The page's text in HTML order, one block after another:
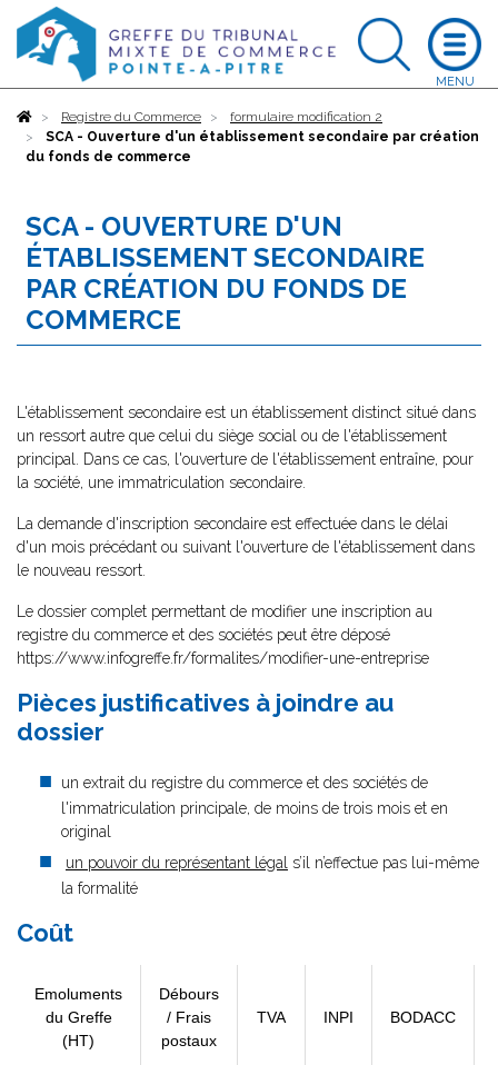
AccueilRegistre du Commerce
formulaire modification 2
SCA - Ouverture d'un établissement secondaire par création
du fonds de commerce
SCA - OUVERTURE D'UN
ÉTABLISSEMENT SECONDAIRE
PAR CRÉATION DU FONDS DE
COMMERCE
L'établissement secondaire est un établissement distinct situé dans
un ressort autre que celui du siège social ou de l'établissement
principal. Dans ce cas, l'ouverture de l'établissement entraîne, pour
la société, une immatriculation secondaire.
La demande d'inscription secondaire est effectuée dans le délai
d'un mois précédant ou suivant l'ouverture de l'établissement dans
le nouveau ressort.
Le dossier complet permettant de modifier une inscription au
registre du commerce et des sociétés peut être déposé
https://www.infogreffe.fr/formalites/modifier-une-entreprise
Pièces justificatives à joindre au
dossier
un extrait du registre du commerce et des sociétés de
l'immatriculation principale, de moins de trois mois et en
original
un pouvoir du représentant légal s’il n’effectue pas lui-même
la formalité
Coût
Emoluments
du Greffe
(HT)
Débours
/ Frais
postaux
TVA INPI BODACC